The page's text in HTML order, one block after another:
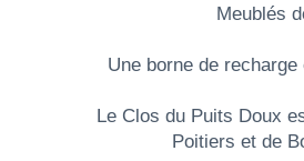
Meublés
Une borne de
Le Clos du Puits Doux
Poitiers et de